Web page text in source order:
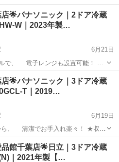
🌟パナソニック｜2ドア冷蔵
W｜2023年製…
6月21日
で、 電子レンジも設置可能！ ★
出し式で、 使いやすい冷蔵庫です
キッチン家電 パナソニック
🌟パナソニック｜3ドア冷蔵
T｜2019…
6月19日
ら、 清潔でお手入れ楽々！ ★収納
内が明るく、 見渡しやすい冷蔵庫
キッチン家電 パナソニック
館千葉店🌟日立｜3ドア冷蔵
｜2021年製【…